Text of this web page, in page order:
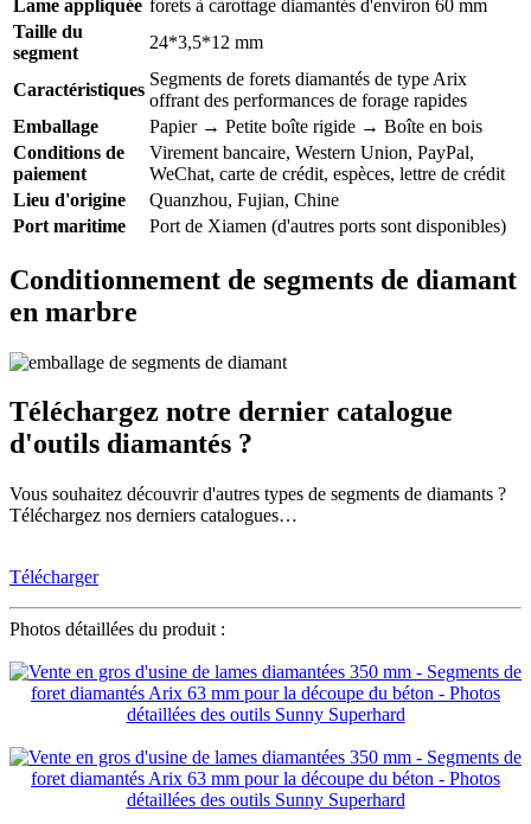
Lame appliquée forets à carottage diamantés d'environ 60 mm
Taille du
segment
24*3,5*12 mm
Caractéristiques
Segments de forets diamantés de type Arix
offrant des performances de forage rapides
Emballage
Papier → Petite boîte rigide → Boîte en bois
Conditions de
paiement
Virement bancaire, Western Union, PayPal,
WeChat, carte de crédit, espèces, lettre de crédit
Lieu d'origine
Quanzhou, Fujian, Chine
Port maritime
Port de Xiamen (d'autres ports sont disponibles)
Conditionnement de segments de diamant
en marbre
Téléchargez notre dernier catalogue
d'outils diamantés ?
Vous souhaitez découvrir d'autres types de segments de diamants ?
Téléchargez nos derniers catalogues…
Télécharger
Photos détaillées du produit :